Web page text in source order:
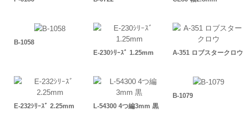
B-1058
E-230ｼﾘｰｽﾞ 1.25mm
A-351 ロブスタークロウ
E-232ｼﾘｰｽﾞ 2.25mm
L-54300 4つ編3mm 黒
B-1079